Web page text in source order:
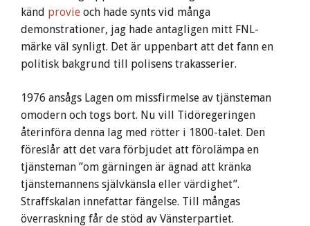
känd provie och hade synts vid många
demonstrationer, jag hade antagligen mitt FNL-
märke väl synligt. Det är uppenbart att det fann en
politisk bakgrund till polisens trakasserier.
1976 ansågs Lagen om missfirmelse av tjänsteman
omodern och togs bort. Nu vill Tidöregeringen
återinföra denna lag med rötter i 1800-talet. Den
föreslår att det vara förbjudet att förolämpa en
tjänsteman ”om gärningen är ägnad att kränka
tjänstemannens självkänsla eller värdighet”.
Straffskalan innefattar fängelse. Till mångas
överraskning får de stöd av Vänsterpartiet.